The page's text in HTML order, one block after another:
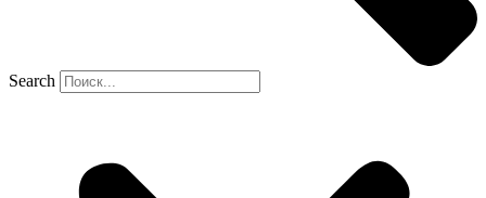
Search